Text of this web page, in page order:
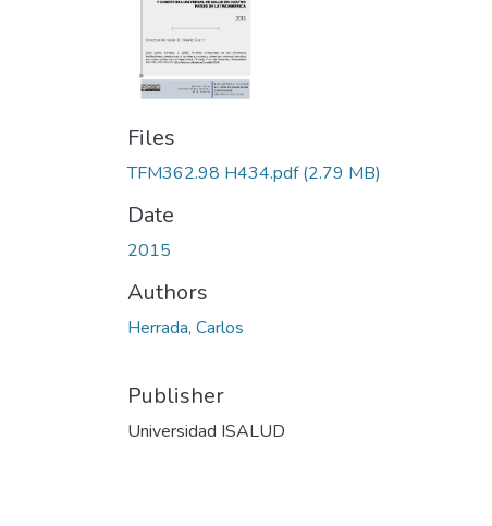
Files
TFM362.98 H434.pdf(2.79 MB)
Date
2015
Authors
Herrada, Carlos
Publisher
Universidad ISALUD